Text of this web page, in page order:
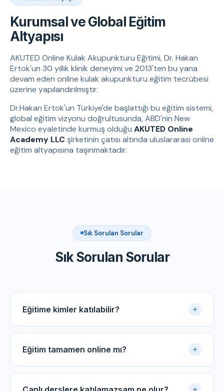
Kurumsal ve Global Eğitim
Altyapısı
AKUTED Online Kulak Akupunkturu Eğitimi, Dr. Hakan
Ertok'un 30 yıllık klinik deneyimi ve 2013'ten bu yana
devam eden online kulak akupunkturu eğitim tecrübesi
üzerine yapılandırılmıştır.
Dr.Hakan Ertok'un Türkiye'de başlattığı bu eğitim sistemi,
global eğitim vizyonu doğrultusunda, ABD'nin New
Mexico eyaletinde kurmuş olduğu AKUTED Online
Academy LLC şirketinin çatısı altında uluslararası online
eğitim altyapısına taşınmaktadır.
Sık Sorulan Sorular
Sık Sorulan Sorular
Eğitime kimler katılabilir?
Akupunktur uygulama sertifikasına sahip tüm tıp
doktorları ve diş hekimleri için uygundur.
Eğitim tamamen online mı?
Evet. Eğitim online panel üzerinden yürütülür. Canlı
dersler, kayıtlı video arşivi ve PDF ders notlarıyla